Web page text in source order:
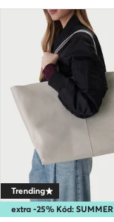
extra -25% Kód: SUMMER
Trending